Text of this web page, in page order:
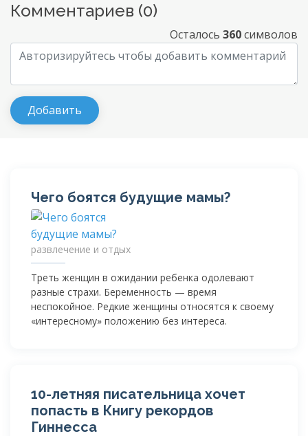
Комментариев (0)
Осталось 360символов
Чего боятся будущие мамы?
развлечение и отдых
Треть женщин в ожидании ребенка одолевают
разные страхи. Беременность — время
неспокойное. Редкие женщины относятся к своему
«интересному» положению без интереса.
10-летняя писательница хочет
попасть в Книгу рекордов
Гиннесса